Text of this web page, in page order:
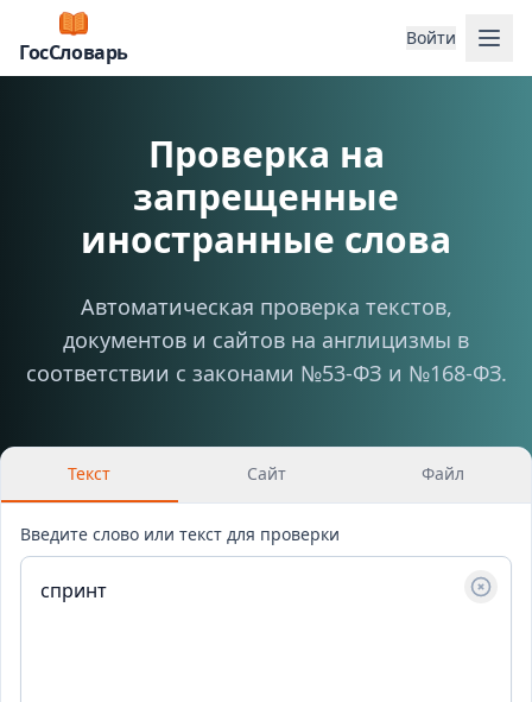
ГосСловарь
Войти
Проверка на
запрещенные
иностранные слова
Автоматическая проверка текстов,
документов и сайтов на англицизмы в
соответствии с законами №53-ФЗ и №168-ФЗ.
Текст Сайт Файл
Введите слово или текст для проверки